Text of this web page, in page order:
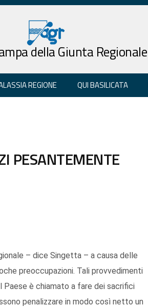
della Giunta Regionale
REGIONE QUI BASILICATA
PESANTEMENTE
– dice Singetta – a causa delle
preoccupazioni. Tali provvedimenti
è chiamato a fare dei sacrifici
penalizzare in modo così netto un